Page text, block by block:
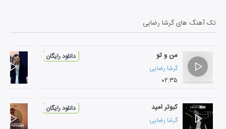
تک آهنگ هایگرشا رضایی
من و تو
گرشا رضایی
۰۲:۳۵
دانلود رایگان
کبوتر امید
گرشا رضایی
دانلود رایگان